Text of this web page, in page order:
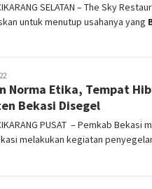
SELATAN – The Sky
untuk menutup usahanya yang
Norma Etika, Tempat
Bekasi Disegel
PUSAT – Pemkab Bekasi
melakukan kegiatan